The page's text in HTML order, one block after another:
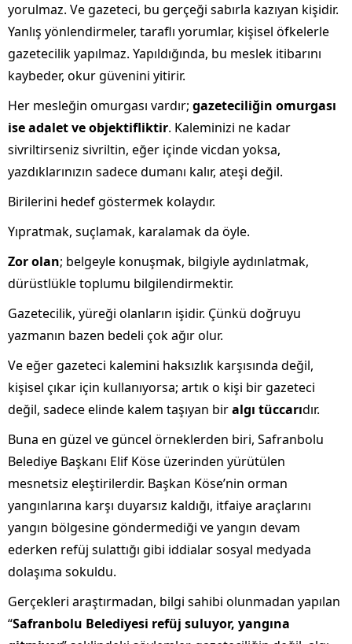
yorulmaz. Ve gazeteci, bu gerçeği sabırla kazıyan kişidir.
Yanlış yönlendirmeler, taraflı yorumlar, kişisel öfkelerle
gazetecilik yapılmaz. Yapıldığında, bu meslek itibarını
kaybeder, okur güvenini yitirir.
Her mesleğin omurgası vardır; gazeteciliğin omurgası
ise adalet ve objektifliktir. Kaleminizi ne kadar
sivriltirseniz sivriltin, eğer içinde vicdan yoksa,
yazdıklarınızın sadece dumanı kalır, ateşi değil.
Birilerini hedef göstermek kolaydır.
Yıpratmak, suçlamak, karalamak da öyle.
Zor olan; belgeyle konuşmak, bilgiyle aydınlatmak,
dürüstlükle toplumu bilgilendirmektir.
Gazetecilik, yüreği olanların işidir. Çünkü doğruyu
yazmanın bazen bedeli çok ağır olur.
Ve eğer gazeteci kalemini haksızlık karşısında değil,
kişisel çıkar için kullanıyorsa; artık o kişi bir gazeteci
değil, sadece elinde kalem taşıyan biralgı tüccarıdır.
Buna en güzel ve güncel örneklerden biri, Safranbolu
Belediye Başkanı Elif Köse üzerinden yürütülen
mesnetsiz eleştirilerdir. Başkan Köse’nin orman
yangınlarına karşı duyarsız kaldığı, itfaiye araçlarını
yangın bölgesine göndermediği ve yangın devam
ederken refüj sulattığı gibi iddialar sosyal medyada
dolaşıma sokuldu.
Gerçekleri araştırmadan, bilgi sahibi olunmadan yapılan
“Safranbolu Belediyesi refüj suluyor, yangına